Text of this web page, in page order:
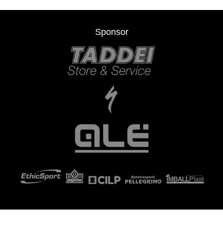
Sponsor